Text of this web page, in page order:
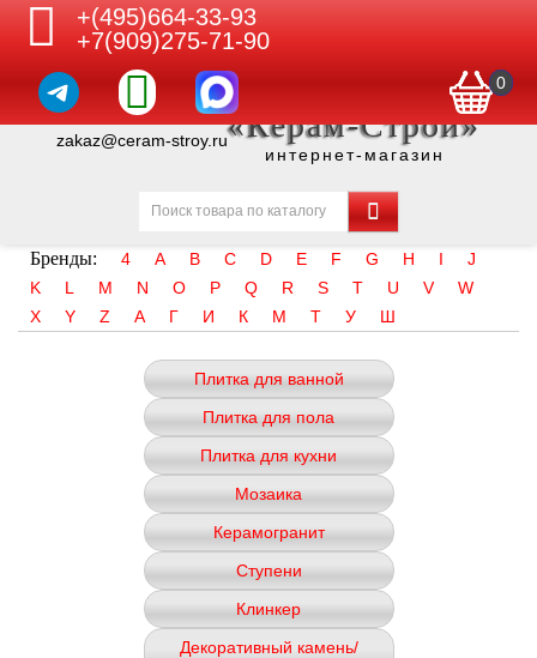
+(495)664-33-93
+7(909)275-71-90
0
zakaz@ceram-stroy.ru«Керам-Строй»
интернет-магазин
Бренды: 4 A B C D E F G H I
J
K
L M N O P Q R S T U V
W
X
Y Z А Г И К М Т У Ш
Плитка для ванной
Плитка для пола
Плитка для кухни
Мозаика
Керамогранит
Ступени
Клинкер
Декоративный камень/